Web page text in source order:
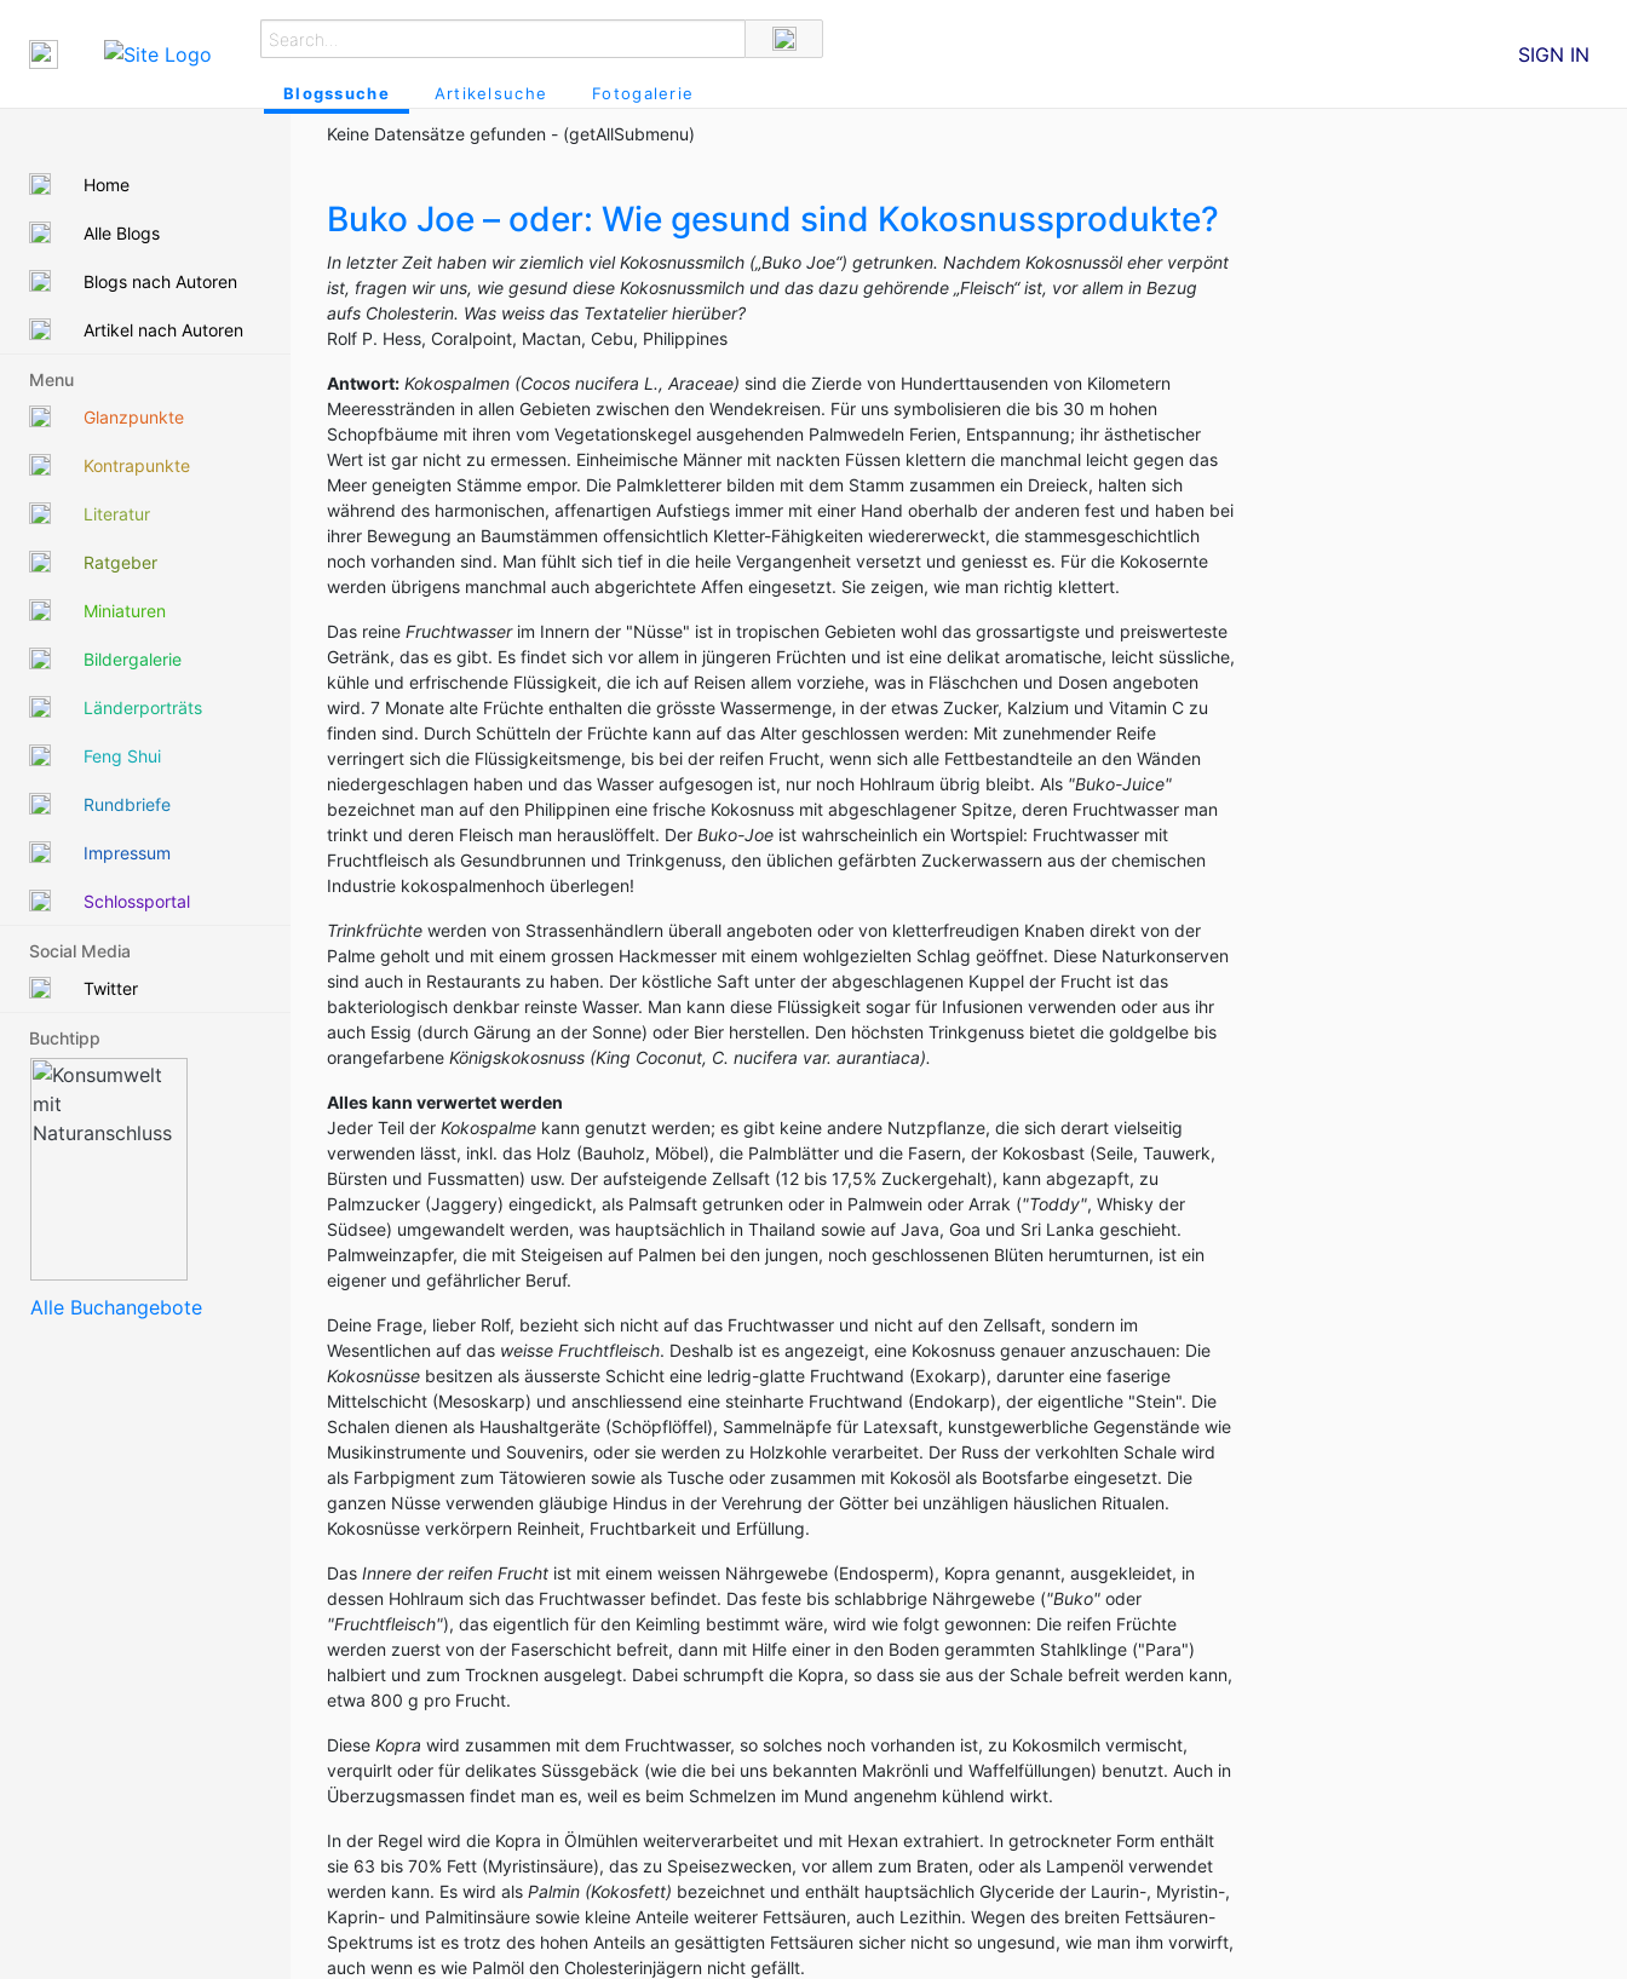
Blogssuche Artikelsuche Fotogalerie
SIGN IN
Home
Alle Blogs
Blogs nach Autoren
Artikel nach Autoren
Menu
Glanzpunkte
Kontrapunkte
Literatur
Ratgeber
Miniaturen
Bildergalerie
Länderporträts
Feng Shui
Rundbriefe
Impressum
Schlossportal
Social Media
Twitter
Buchtipp
Alle Buchangebote
Keine Datensätze gefunden - (getAllSubmenu)
Buko Joe – oder: Wie gesund sind Kokosnussprodukte?
In letzter Zeit haben wir ziemlich viel Kokosnussmilch („Buko Joe“) getrunken. Nachdem Kokosnussöl eher verpönt
ist, fragen wir uns, wie gesund diese Kokosnussmilch und das dazu gehörende „Fleisch“ ist, vor allem in Bezug
aufs Cholesterin. Was weiss das Textatelier hierüber?
Rolf P. Hess, Coralpoint, Mactan, Cebu, Philippines
Antwort: Kokospalmen (Cocos nucifera L., Araceae) sind die Zierde von Hunderttausenden von Kilometern
Meeresstränden in allen Gebieten zwischen den Wendekreisen. Für uns symbolisieren die bis 30 m hohen
Schopfbäume mit ihren vom Vegetationskegel ausgehenden Palmwedeln Ferien, Entspannung; ihr ästhetischer
Wert ist gar nicht zu ermessen. Einheimische Männer mit nackten Füssen klettern die manchmal leicht gegen das
Meer geneigten Stämme empor. Die Palmkletterer bilden mit dem Stamm zusammen ein Dreieck, halten sich
während des harmonischen, affenartigen Aufstiegs immer mit einer Hand oberhalb der anderen fest und haben bei
ihrer Bewegung an Baumstämmen offensichtlich Kletter-Fähigkeiten wiedererweckt, die stammesgeschichtlich
noch vorhanden sind. Man fühlt sich tief in die heile Vergangenheit versetzt und geniesst es. Für die Kokosernte
werden übrigens manchmal auch abgerichtete Affen eingesetzt. Sie zeigen, wie man richtig klettert.
Das reine Fruchtwasser im Innern der "Nüsse" ist in tropischen Gebieten wohl das grossartigste und preiswerteste
Getränk, das es gibt. Es findet sich vor allem in jüngeren Früchten und ist eine delikat aromatische, leicht süssliche,
kühle und erfrischende Flüssigkeit, die ich auf Reisen allem vorziehe, was in Fläschchen und Dosen angeboten
wird. 7 Monate alte Früchte enthalten die grösste Wassermenge, in der etwas Zucker, Kalzium und Vitamin C zu
finden sind. Durch Schütteln der Früchte kann auf das Alter geschlossen werden: Mit zunehmender Reife
verringert sich die Flüssigkeitsmenge, bis bei der reifen Frucht, wenn sich alle Fettbestandteile an den Wänden
niedergeschlagen haben und das Wasser aufgesogen ist, nur noch Hohlraum übrig bleibt. Als "Buko-Juice"
bezeichnet man auf den Philippinen eine frische Kokosnuss mit abgeschlagener Spitze, deren Fruchtwasser man
trinkt und deren Fleisch man herauslöffelt. Der Buko-Joe ist wahrscheinlich ein Wortspiel: Fruchtwasser mit
Fruchtfleisch als Gesundbrunnen und Trinkgenuss, den üblichen gefärbten Zuckerwassern aus der chemischen
Industrie kokospalmenhoch überlegen!
Trinkfrüchte werden von Strassenhändlern überall angeboten oder von kletterfreudigen Knaben direkt von der
Palme geholt und mit einem grossen Hackmesser mit einem wohlgezielten Schlag geöffnet. Diese Naturkonserven
sind auch in Restaurants zu haben. Der köstliche Saft unter der abgeschlagenen Kuppel der Frucht ist das
bakteriologisch denkbar reinste Wasser. Man kann diese Flüssigkeit sogar für Infusionen verwenden oder aus ihr
auch Essig (durch Gärung an der Sonne) oder Bier herstellen. Den höchsten Trinkgenuss bietet die goldgelbe bis
orangefarbene Königskokosnuss (King Coconut, C. nucifera var. aurantiaca).
Alles kann verwertet werden
Jeder Teil der Kokospalme kann genutzt werden; es gibt keine andere Nutzpflanze, die sich derart vielseitig
verwenden lässt, inkl. das Holz (Bauholz, Möbel), die Palmblätter und die Fasern, der Kokosbast (Seile, Tauwerk,
Bürsten und Fussmatten) usw. Der aufsteigende Zellsaft (12 bis 17,5% Zuckergehalt), kann abgezapft, zu
Palmzucker (Jaggery) eingedickt, als Palmsaft getrunken oder in Palmwein oder Arrak ("Toddy", Whisky der
Südsee) umgewandelt werden, was hauptsächlich in Thailand sowie auf Java, Goa und Sri Lanka geschieht.
Palmweinzapfer, die mit Steigeisen auf Palmen bei den jungen, noch geschlossenen Blüten herumturnen, ist ein
eigener und gefährlicher Beruf.
Deine Frage, lieber Rolf, bezieht sich nicht auf das Fruchtwasser und nicht auf den Zellsaft, sondern im
Wesentlichen auf das weisse Fruchtfleisch. Deshalb ist es angezeigt, eine Kokosnuss genauer anzuschauen: Die
Kokosnüsse besitzen als äusserste Schicht eine ledrig-glatte Fruchtwand (Exokarp), darunter eine faserige
Mittelschicht (Mesoskarp) und anschliessend eine steinharte Fruchtwand (Endokarp), der eigentliche "Stein". Die
Schalen dienen als Haushaltgeräte (Schöpflöffel), Sammelnäpfe für Latexsaft, kunstgewerbliche Gegenstände wie
Musikinstrumente und Souvenirs, oder sie werden zu Holzkohle verarbeitet. Der Russ der verkohlten Schale wird
als Farbpigment zum Tätowieren sowie als Tusche oder zusammen mit Kokosöl als Bootsfarbe eingesetzt. Die
ganzen Nüsse verwenden gläubige Hindus in der Verehrung der Götter bei unzähligen häuslichen Ritualen.
Kokosnüsse verkörpern Reinheit, Fruchtbarkeit und Erfüllung.
Das Innere der reifen Frucht ist mit einem weissen Nährgewebe (Endosperm), Kopra genannt, ausgekleidet, in
dessen Hohlraum sich das Fruchtwasser befindet. Das feste bis schlabbrige Nährgewebe ("Buko" oder
"Fruchtfleisch"), das eigentlich für den Keimling bestimmt wäre, wird wie folgt gewonnen: Die reifen Früchte
werden zuerst von der Faserschicht befreit, dann mit Hilfe einer in den Boden gerammten Stahlklinge ("Para")
halbiert und zum Trocknen ausgelegt. Dabei schrumpft die Kopra, so dass sie aus der Schale befreit werden kann,
etwa 800 g pro Frucht.
Diese Kopra wird zusammen mit dem Fruchtwasser, so solches noch vorhanden ist, zu Kokosmilch vermischt,
verquirlt oder für delikates Süssgebäck (wie die bei uns bekannten Makrönli und Waffelfüllungen) benutzt. Auch in
Überzugsmassen findet man es, weil es beim Schmelzen im Mund angenehm kühlend wirkt.
In der Regel wird die Kopra in Ölmühlen weiterverarbeitet und mit Hexan extrahiert. In getrockneter Form enthält
sie 63 bis 70% Fett (Myristinsäure), das zu Speisezwecken, vor allem zum Braten, oder als Lampenöl verwendet
werden kann. Es wird als Palmin (Kokosfett) bezeichnet und enthält hauptsächlich Glyceride der Laurin-, Myristin-,
Kaprin- und Palmitinsäure sowie kleine Anteile weiterer Fettsäuren, auch Lezithin. Wegen des breiten Fettsäuren-
Spektrums ist es trotz des hohen Anteils an gesättigten Fettsäuren sicher nicht so ungesund, wie man ihm vorwirft,
auch wenn es wie Palmöl den Cholesterinjägern nicht gefällt.